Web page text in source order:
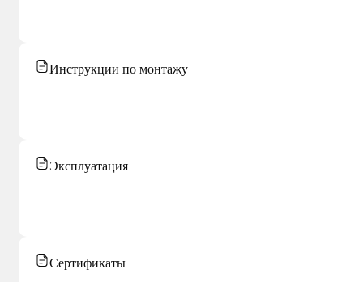
Инструкции по монтажу
Эксплуатация
Сертификаты